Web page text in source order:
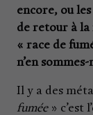
encore, ou
de retour à la
« race de
n’en
Il y a des
fumée » c’est